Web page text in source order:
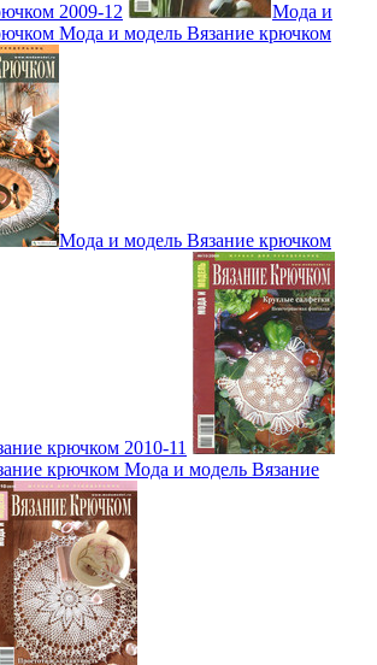
2009-12
Мода и
Мода и модель Вязание крючком
Мода и модель Вязание крючком
крючком 2010-11
крючком Мода и модель Вязание